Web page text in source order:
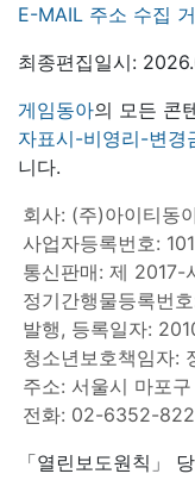
E-MAIL 주소 수집
최종편집일시:
게임동아의 모든 콘
자표시-비영리-변경
니다.
회사: (주)아이티동
사업자등록번호:
통신판매: 제 2017-
정기간행물등록번
발행, 등록일자:
청소년보호책임자:
주소: 서울시 마포
전화: 02-6352-
「열린보도원칙」